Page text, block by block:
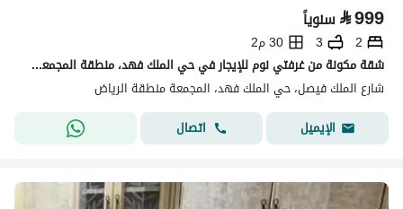
⃁999 سنوياً
2
3
30 م2
شقة مكونة من غرفتي نوم للإيجار في حي الملك فهد، منطقة المجمعه الرياض
شارع الملك فيصل، حي الملك فهد، المجمعة منطقة الرياض
الإيميل
اتصال